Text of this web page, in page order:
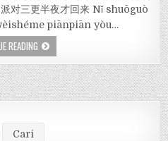
对三更半夜才回来 Nǐ shuōguò
piānpiān yòu…
READING
Cari